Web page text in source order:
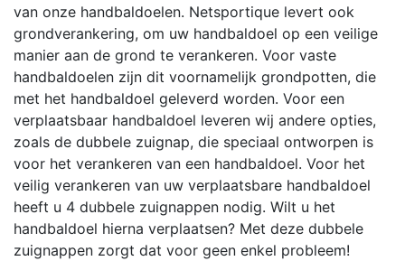
van onze handbaldoelen. Netsportique levert ook
grondverankering, om uw handbaldoel op een veilige
manier aan de grond te verankeren. Voor vaste
handbaldoelen zijn dit voornamelijk grondpotten, die
met het handbaldoel geleverd worden. Voor een
verplaatsbaar handbaldoel leveren wij andere opties,
zoals de dubbele zuignap, die speciaal ontworpen is
voor het verankeren van een handbaldoel. Voor het
veilig verankeren van uw verplaatsbare handbaldoel
heeft u 4 dubbele zuignappen nodig. Wilt u het
handbaldoel hierna verplaatsen? Met deze dubbele
zuignappen zorgt dat voor geen enkel probleem!